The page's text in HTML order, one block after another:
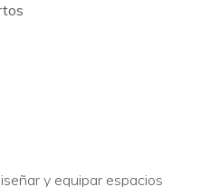
y equipar espacios